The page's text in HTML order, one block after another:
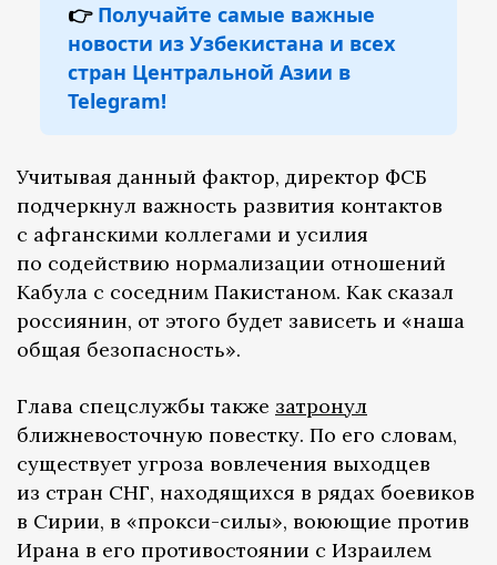
👉 Получайте самые важные
новости из Узбекистана и всех
стран Центральной Азии в
Telegram!
Учитывая данный фактор, директор ФСБ
подчеркнул важность развития контактов
с афганскими коллегами и усилия
по содействию нормализации отношений
Кабула с соседним Пакистаном. Как сказал
россиянин, от этого будет зависеть и «наша
общая безопасность».
Глава спецслужбы также затронул
ближневосточную повестку. По его словам,
существует угроза вовлечения выходцев
из стран СНГ, находящихся в рядах боевиков
в Сирии, в «прокси-силы», воюющие против
Ирана в его противостоянии с Израилем